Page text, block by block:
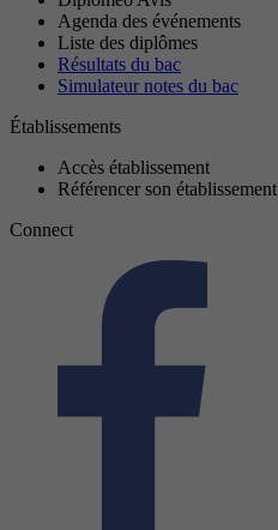
Agenda des événements
Liste des diplômes
Résultats du bac
Simulateur notes du bac
Établissements
Accès établissement
Référencer son établissement
Connect